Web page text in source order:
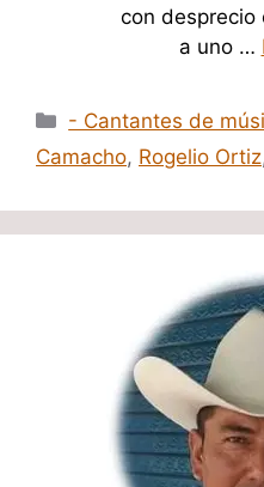
con desprecio
a uno …
Categorías
- Cantantes de
Camacho, Rogelio Ortiz